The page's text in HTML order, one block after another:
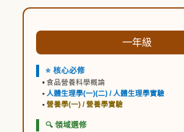
一年級
⭐ 核心必修
• 食品營養科學概論
• 人體生理學(一)(二) / 人體生理學實驗
• 營養學(一) / 營養學實驗
🔍 領域選修